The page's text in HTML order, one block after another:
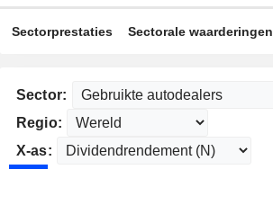
Sectorprestaties Sectorale waarderingen
Sector:
Regio:
X-as: